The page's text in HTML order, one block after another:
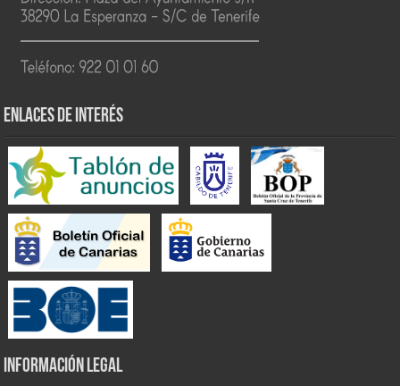
ENLACES DE INTERÉS
INFORMACIÓN LEGAL